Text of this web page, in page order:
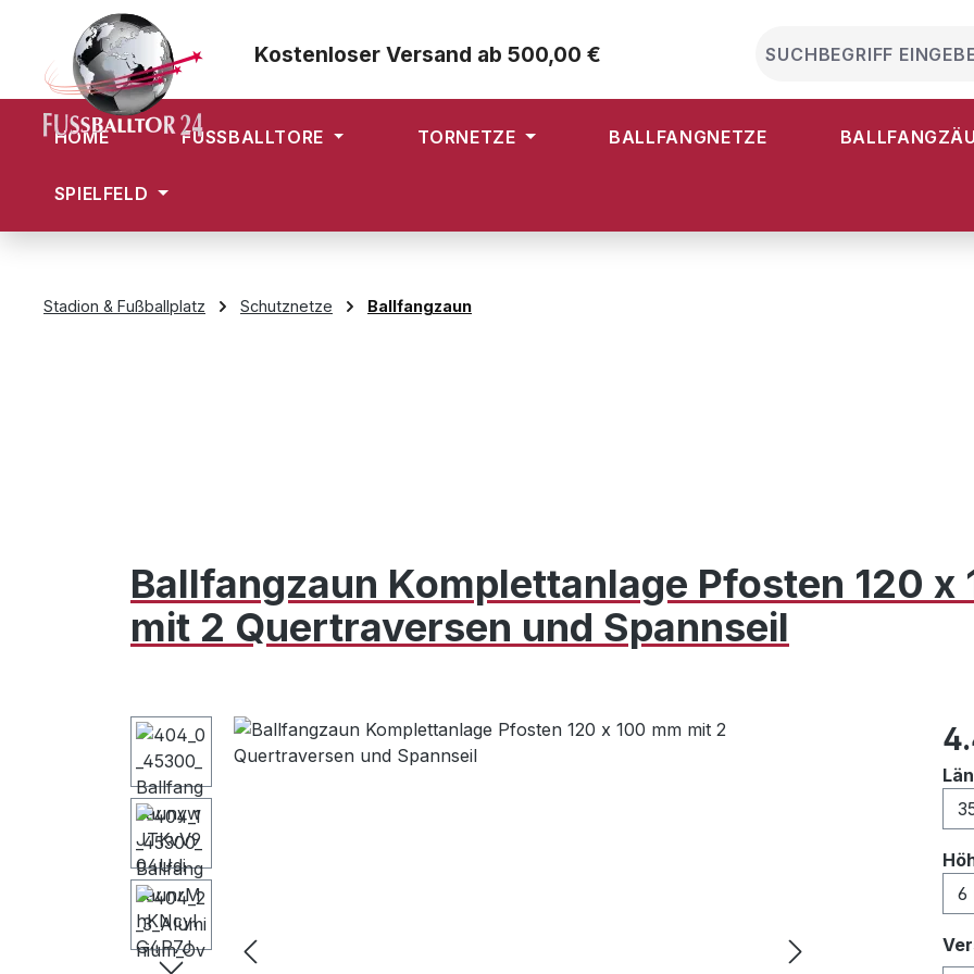
Hauptinhalt springen
Zur Suche springen
Zur Hauptnavigation springen
Kostenloser Versand ab 500,00 €
HOME FUSSBALLTORE TORNETZE BALLFANGNETZE
SPIELFELD
Stadion & Fußballplatz Schutznetze Ballfangzaun
Ballfangzaun Komplettanlage Pfosten 120 x
mit 2 Quertraversen und Spannseil
Bildergalerie überspringen